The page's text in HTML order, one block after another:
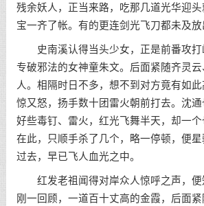
残余妖人，正当来路，吃那几道光华迎
宝一齐了帐。有的更连剑光飞刀都未及放
史南溪认得当头少女，正是前番攻打
专破邪法的女神童朱文。后面紧随齐灵
人。相隔时日不多，想不到对方竟有如
惊又怒，扬手数十团雷火朝前打去。沈
好些毒钉、雷火，红光飞舞半天，却一
在此，只顺手杀了几个，略一停顿，便
过去，早已飞人血光之中。
红发老祖闻得对岸众人惊呼之声，便
刚一回顾，一道百十丈高的金霞，后面